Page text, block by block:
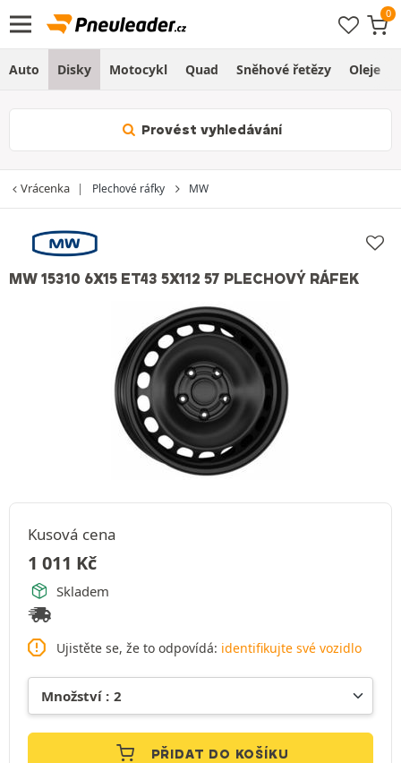
Auto Disky Motocykl Quad Sněhové řetězy Oleje
Provést vyhledávání
Vrácenka Plechové ráfky MW
MW 15310 6X15 ET43 5X112 57 PLECHOVÝ RÁFEK
Kusová cena
1 011 Kč
Skladem
Ujistěte se, že to odpovídá: identifikujte své vozidlo
PŘIDAT DO KOŠÍKU